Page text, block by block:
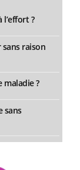
l’effort ?
sans raison
maladie ?
sans